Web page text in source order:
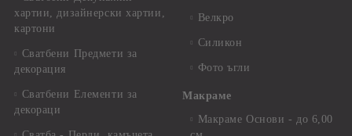
хартии, дизайнерски хартии,
картони
Сватбени Предмети за
декорация
Сватбени Елементи за
декораци
Велкро
Силикон
Фото ъгли
Макраме
Макраме Основи - до 6,00